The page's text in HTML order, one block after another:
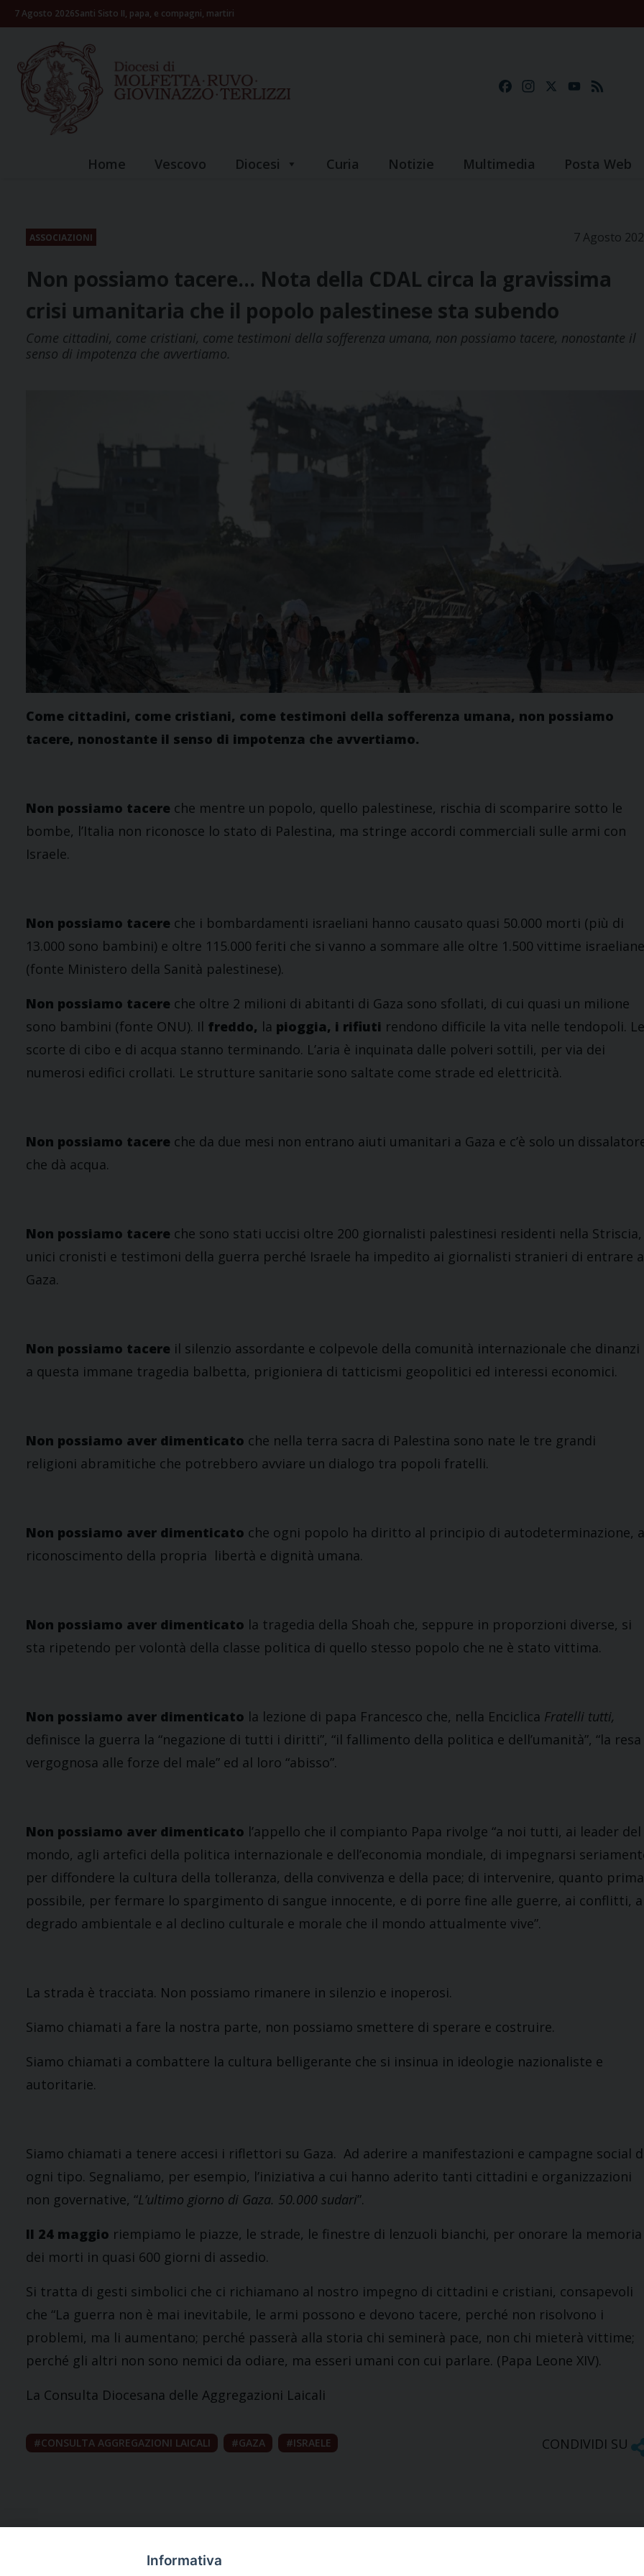
Skip7 Agosto 2026Santi Sisto II, papa, e compagni, martiri
FacebookInstagramYouTube
Home Vescovo Diocesi Curia Notizie Multimedia Posta Web
ASSOCIAZIONI 7 Agosto
Non possiamo tacere… Nota della CDAL circa la gravissima
crisi umanitaria che il popolo palestinese sta subendo
Come cittadini, come cristiani, come testimoni della sofferenza umana, non possiamo tacere, nonostante il
senso di impotenza che avvertiamo.
Come cittadini, come cristiani, come testimoni della sofferenza umana, non possiamo
tacere, nonostante il senso di impotenza che avvertiamo.
Non possiamo tacere che mentre un popolo, quello palestinese, rischia di scomparire sotto le
bombe, l’Italia non riconosce lo stato di Palestina, ma stringe accordi commerciali sulle armi con
Israele.
Non possiamo tacere che i bombardamenti israeliani hanno causato quasi 50.000 morti (più di
13.000 sono bambini) e oltre 115.000 feriti che si vanno a sommare alle oltre 1.500 vittime
(fonte Ministero della Sanità palestinese).
Non possiamo tacere che oltre 2 milioni di abitanti di Gaza sono sfollati, di cui quasi un milione
sono bambini (fonte ONU). Il freddo, la pioggia, i rifiuti rendono difficile la vita nelle tendopoli. Le
scorte di cibo e di acqua stanno terminando. L’aria è inquinata dalle polveri sottili, per via dei
numerosi edifici crollati. Le strutture sanitarie sono saltate come strade ed elettricità.
Non possiamo tacere che da due mesi non entrano aiuti umanitari a Gaza e c’è solo un
che dà acqua.
Non possiamo tacere che sono stati uccisi oltre 200 giornalisti palestinesi residenti nella Striscia,
unici cronisti e testimoni della guerra perché Israele ha impedito ai giornalisti stranieri di entrare a
Gaza.
Non possiamo tacere il silenzio assordante e colpevole della comunità internazionale che dinanzi
a questa immane tragedia balbetta, prigioniera di tatticismi geopolitici ed interessi economici.
Non possiamo aver dimenticato che nella terra sacra di Palestina sono nate le tre grandi
religioni abramitiche che potrebbero avviare un dialogo tra popoli fratelli.
Non possiamo aver dimenticato che ogni popolo ha diritto al principio di autodeterminazione,
riconoscimento della propria libertà e dignità umana.
Non possiamo aver dimenticato la tragedia della Shoah che, seppure in proporzioni diverse, si
sta ripetendo per volontà della classe politica di quello stesso popolo che ne è stato vittima.
Non possiamo aver dimenticato la lezione di papa Francesco che, nella Enciclica Fratelli tutti,
definisce la guerra la “negazione di tutti i diritti”, “il fallimento della politica e dell’umanità”, “la resa
vergognosa alle forze del male” ed al loro “abisso”.
Non possiamo aver dimenticato l’appello che il compianto Papa rivolge “a noi tutti, ai leader del
mondo, agli artefici della politica internazionale e dell’economia mondiale, di impegnarsi
per diffondere la cultura della tolleranza, della convivenza e della pace; di intervenire, quanto prima
possibile, per fermare lo spargimento di sangue innocente, e di porre fine alle guerre, ai conflitti,
degrado ambientale e al declino culturale e morale che il mondo attualmente vive”.
La strada è tracciata. Non possiamo rimanere in silenzio e inoperosi.
Siamo chiamati a fare la nostra parte, non possiamo smettere di sperare e costruire.
Siamo chiamati a combattere la cultura belligerante che si insinua in ideologie nazionaliste e
autoritarie.
Siamo chiamati a tenere accesi i riflettori su Gaza. Ad aderire a manifestazioni e campagne social
ogni tipo. Segnaliamo, per esempio, l’iniziativa a cui hanno aderito tanti cittadini e organizzazioni
non governative, “L’ultimo giorno di Gaza. 50.000 sudari”.
Il 24 maggio riempiamo le piazze, le strade, le finestre di lenzuoli bianchi, per onorare la memoria
dei morti in quasi 600 giorni di assedio.
Si tratta di gesti simbolici che ci richiamano al nostro impegno di cittadini e cristiani, consapevoli
che “La guerra non è mai inevitabile, le armi possono e devono tacere, perché non risolvono i
problemi, ma li aumentano; perché passerà alla storia chi seminerà pace, non chi mieterà vittime;
perché gli altri non sono nemici da odiare, ma esseri umani con cui parlare. (Papa Leone XIV).
La Consulta Diocesana delle Aggregazioni Laicali
CONSULTA AGGREGAZIONI LAICALI GAZA ISRAELE CONDIVIDI SU
Informativa